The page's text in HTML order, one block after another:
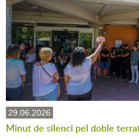
29.06.2026
Minut de silenci pel doble